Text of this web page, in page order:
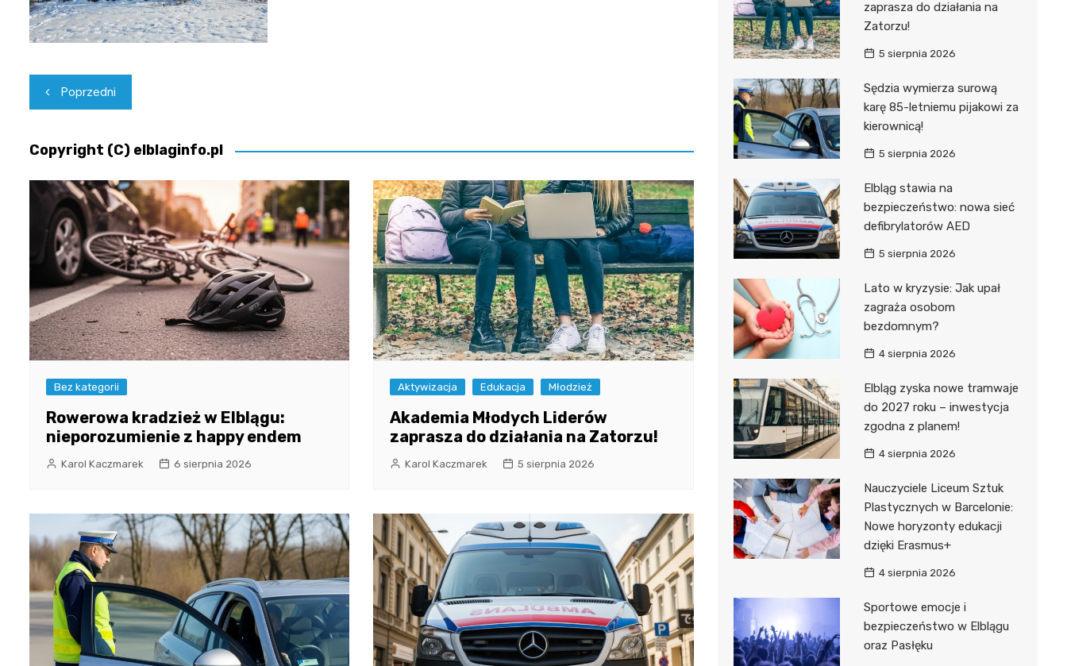
Nawigacja
wpisu
Poprzedni
Copyright (C) elblaginfo.pl
Bez kategorii
Rowerowa kradzież w Elblągu:
nieporozumienie z happy endem
Karol Kaczmarek 6 sierpnia 2026
Aktywizacja Edukacja Młodzież
Akademia Młodych Liderów
zaprasza do działania na Zatorzu!
Karol Kaczmarek 5 sierpnia 2026
zaprasza do działania na
Zatorzu!
5 sierpnia 2026
Sędzia wymierza surową
karę 85-letniemu pijakowi za
kierownicą!
5 sierpnia 2026
Elbląg stawia na
bezpieczeństwo: nowa sieć
defibrylatorów AED
5 sierpnia 2026
Lato w kryzysie: Jak upał
zagraża osobom
bezdomnym?
4 sierpnia 2026
Elbląg zyska nowe tramwaje
do 2027 roku – inwestycja
zgodna z planem!
4 sierpnia 2026
Nauczyciele Liceum Sztuk
Plastycznych w Barcelonie:
Nowe horyzonty edukacji
dzięki Erasmus+
4 sierpnia 2026
Sportowe emocje i
bezpieczeństwo w Elblągu
oraz Pasłęku